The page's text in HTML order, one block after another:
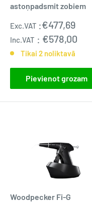
astoņpadsmit zobiem
Pārdošanas
cena
Exc.VAT :€477,69
Inc.VAT : €578,00
Tikai 2 noliktavā
Pievienot grozam
Woodpecker Fi-G